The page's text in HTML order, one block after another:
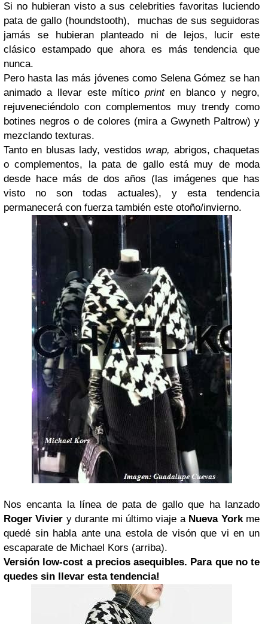
Si no hubieran visto a sus celebrities favoritas luciendo
pata de gallo (houndstooth), muchas de sus seguidoras
jamás se hubieran planteado ni de lejos, lucir este
clásico estampado que ahora es más tendencia que
nunca.
Pero hasta las más jóvenes como Selena Gómez se han
animado a llevar este mítico print en blanco y negro,
rejuveneciéndolo con complementos muy trendy como
botines negros o de colores (mira a Gwyneth Paltrow) y
mezclando texturas.
Tanto en blusas lady, vestidoswrap, abrigos, chaquetas
o complementos, la pata de gallo está muy de moda
desde hace más de dos años (las imágenes que has
visto no son todas actuales), y esta tendencia
permanecerá con fuerza también este otoño/invierno.
Nos encanta la línea de pata de gallo que ha lanzado
Roger Vivier y durante mi último viaje a Nueva Yorkme
quedé sin habla ante una estola de visón que vi en un
escaparate de Michael Kors (arriba).
Versión low-cost a precios asequibles. Para que no te
quedes sin llevar esta tendencia!